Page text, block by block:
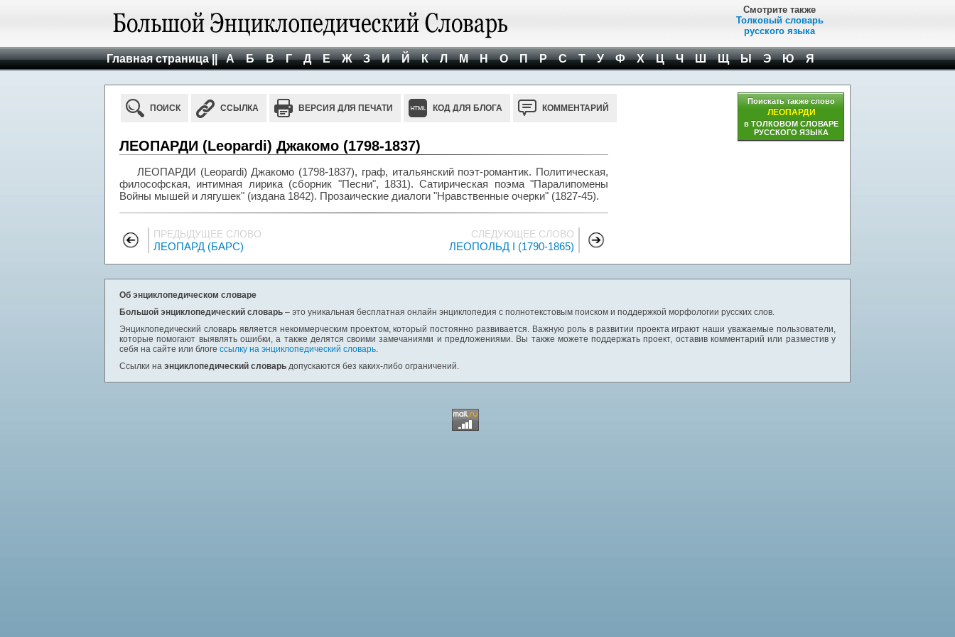
Смотрите также
Толковый словарь
русского языка
Главная страница || А Б В Г Д Е Ж З И Й К Л М Н О П Р С Т У Ф Х Ц Ч Ш Щ Ы Э Ю Я
ПОИСК ССЫЛКА ВЕРСИЯ ДЛЯ ПЕЧАТИ КОД ДЛЯ БЛОГА КОММЕНТАРИЙ
ЛЕОПАРДИ (Leopardi) Джакомо (1798-1837)
ЛЕОПАРДИ (Leopardi) Джакомо (1798-1837), граф, итальянский поэт-романтик. Политическая,
философская, интимная лирика (сборник "Песни", 1831). Сатирическая поэма "Паралипомены
Войны мышей и лягушек" (издана 1842). Прозаические диалоги "Нравственные очерки" (1827-45).
ПРЕДЫДУЩЕЕ СЛОВО
ЛЕОПАРД (БАРС)
СЛЕДУЮЩЕЕ СЛОВО
ЛЕОПОЛЬД I (1790-1865)
Поискать также слово
ЛЕОПАРДИ
в ТОЛКОВОМ СЛОВАРЕ
РУССКОГО ЯЗЫКА
Об энциклопедическом словаре
Большой энциклопедический словарь – это уникальная бесплатная онлайн энциклопедия с полнотекстовым поиском и поддержкой морфологии русских слов.
Энциклопедический словарь является некоммерческим проектом, который постоянно развивается. Важную роль в развитии проекта играют наши уважаемые пользователи,
которые помогают выявлять ошибки, а также делятся своими замечаниями и предложениями. Вы также можете поддержать проект, оставив комментарий или разместив у
себя на сайте или блоге ссылку на энциклопедический словарь.
Ссылки на энциклопедический словарь допускаются без каких-либо ограничений.